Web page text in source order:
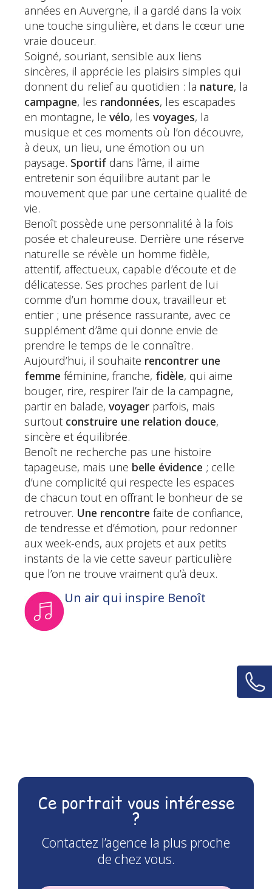
années en Auvergne, il a gardé dans la voix
une touche singulière, et dans le cœur une
vraie douceur.
Soigné, souriant, sensible aux liens
sincères, il apprécie les plaisirs simples qui
donnent du relief au quotidien : la nature, la
campagne, les randonnées, les escapades
en montagne, le vélo, les voyages, la
musique et ces moments où l’on découvre,
à deux, un lieu, une émotion ou un
paysage. Sportif dans l’âme, il aime
entretenir son équilibre autant par le
mouvement que par une certaine qualité de
vie.
Benoît possède une personnalité à la fois
posée et chaleureuse. Derrière une réserve
naturelle se révèle un homme fidèle,
attentif, affectueux, capable d’écoute et de
délicatesse. Ses proches parlent de lui
comme d’un homme doux, travailleur et
entier ; une présence rassurante, avec ce
supplément d’âme qui donne envie de
prendre le temps de le connaître.
Aujourd’hui, il souhaite rencontrer une
femme féminine, franche, fidèle, qui aime
bouger, rire, respirer l’air de la campagne,
partir en balade, voyager parfois, mais
surtout construire une relation douce,
sincère et équilibrée.
Benoît ne recherche pas une histoire
tapageuse, mais une belle évidence ; celle
d’une complicité qui respecte les espaces
de chacun tout en offrant le bonheur de se
retrouver. Une rencontre faite de confiance,
de tendresse et d’émotion, pour redonner
aux week-ends, aux projets et aux petits
instants de la vie cette saveur particulière
que l’on ne trouve vraiment qu’à deux.
Un air qui inspire Benoît
Ce portrait vous intéresse
?
Contactez l’agence la plus proche
de chez vous.